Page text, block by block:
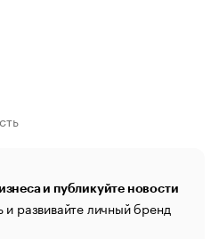
и публикуйте новости
развивайте личный бренд